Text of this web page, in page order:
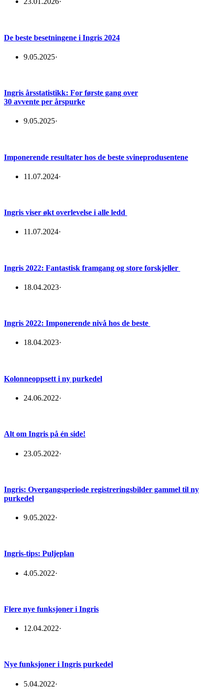
De beste besetningene i Ingris 2024
9.05.2025·
Ingris årsstatistikk: For første gang over
30 avvente per årspurke
9.05.2025·
Imponerende resultater hos de beste svineprodusentene
11.07.2024·
Ingris viser økt overlevelse i alle ledd
11.07.2024·
Ingris 2022: Fantastisk framgang og store forskjeller
18.04.2023·
Ingris 2022: Imponerende nivå hos de beste
18.04.2023·
Kolonneoppsett i ny purkedel
24.06.2022·
Alt om Ingris på én side!
23.05.2022·
Ingris: Overgangsperiode registreringsbilder gammel til ny
purkedel
9.05.2022·
Ingris-tips: Puljeplan
4.05.2022·
Flere nye funksjoner i Ingris
12.04.2022·
Nye funksjoner i Ingris purkedel
5.04.2022·